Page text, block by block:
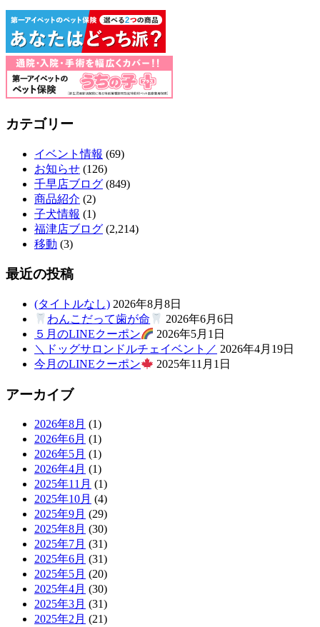
カテゴリー
イベント情報 (69)
お知らせ (126)
千早店ブログ (849)
商品紹介 (2)
子犬情報 (1)
福津店ブログ (2,214)
移動 (3)
最近の投稿
(タイトルなし) 2026年8月8日
わんこだって歯が命
2026年6月6日
５月のLINEクーポン
2026年5月1日
＼ドッグサロンドルチェイベント／ 2026年4月19日
今月のLINEクーポン
2025年11月1日
アーカイブ
2026年8月 (1)
2026年6月 (1)
2026年5月 (1)
2026年4月 (1)
2025年11月 (1)
2025年10月 (4)
2025年9月 (29)
2025年8月 (30)
2025年7月 (31)
2025年6月 (31)
2025年5月 (20)
2025年4月 (30)
2025年3月 (31)
2025年2月 (21)